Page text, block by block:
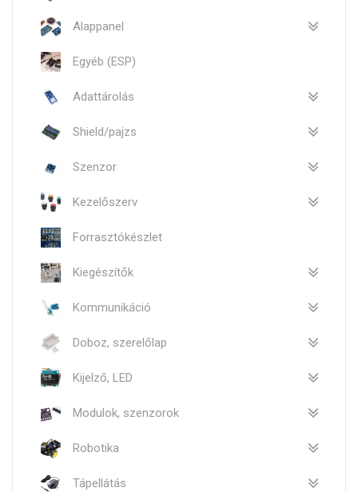
Alappanel
Egyéb (ESP)
Adattárolás
Shield/pajzs
Szenzor
Kezelőszerv
Forrasztókészlet
Kiegészítők
Kommunikáció
Doboz, szerelőlap
Kijelző, LED
Modulok, szenzorok
Robotika
Tápellátás